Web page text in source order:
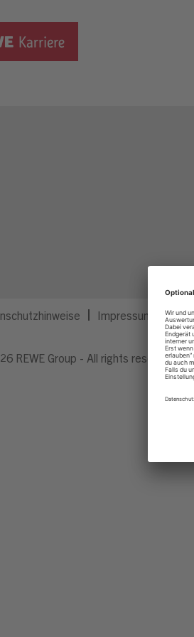
Impressum
REWE Group - All rights reserved